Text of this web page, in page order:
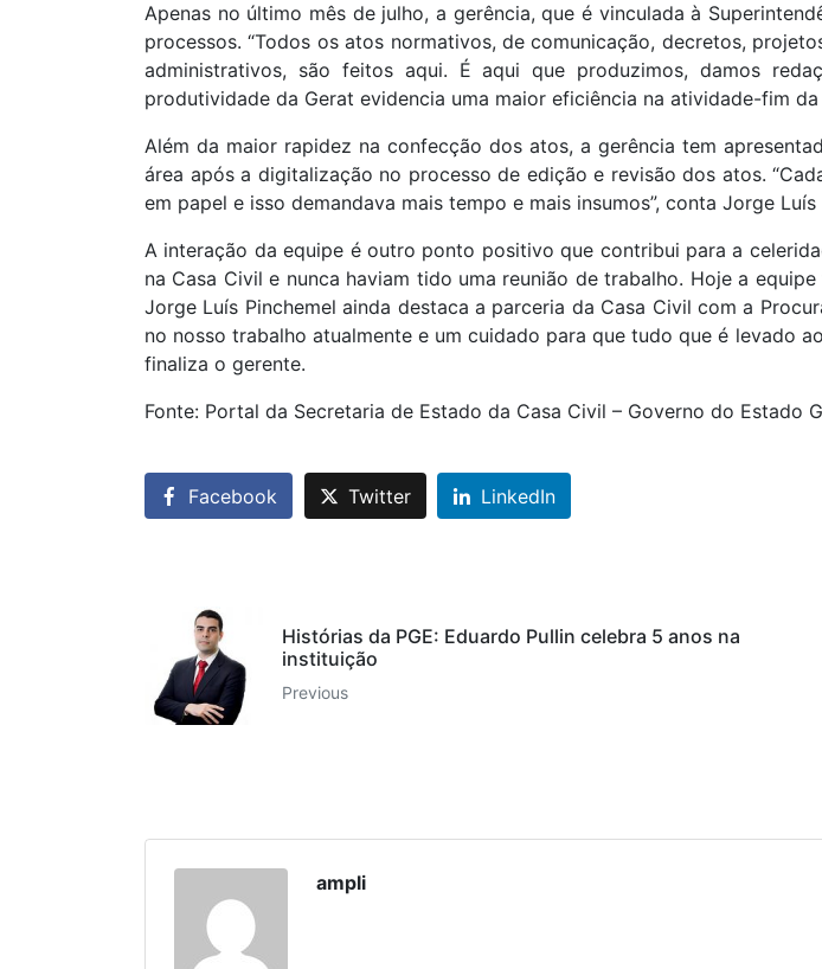
Apenas no último mês de julho, a gerência, que é vinculada à
processos. “Todos os atos normativos, de comunicação, decretos,
administrativos, são feitos aqui. É aqui que produzimos, damos
produtividade da Gerat evidencia uma maior eficiência na atividade-fim da
Além da maior rapidez na confecção dos atos, a gerência tem
área após a digitalização no processo de edição e revisão dos atos.
em papel e isso demandava mais tempo e mais insumos”, conta Jorge Luís
A interação da equipe é outro ponto positivo que contribui para a
na Casa Civil e nunca haviam tido uma reunião de trabalho. Hoje a
Jorge Luís Pinchemel ainda destaca a parceria da Casa Civil com a
no nosso trabalho atualmente e um cuidado para que tudo que é levado
finaliza o gerente.
Fonte: Portal da Secretaria de Estado da Casa Civil – Governo do Estado
Facebook Twitter LinkedIn
Histórias da PGE: Eduardo Pullin celebra 5 anos na
instituição
Previous
ampli